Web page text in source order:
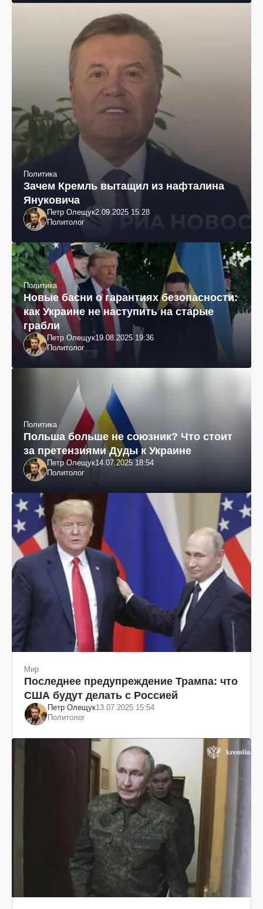
Политика
Зачем Кремль вытащил из нафталина
Януковича
Петр Олещук2.09.2025 15:28
Политолог
Политика
Новые басни о гарантиях безопасности:
как Украине не наступить на старые
грабли
Петр Олещук19.08.2025 19:36
Политолог
Политика
Польша больше не союзник? Что стоит
за претензиями Дуды к Украине
Петр Олещук14.07.2025 18:54
Политолог
Мир
Последнее предупреждение Трампа: что
США будут делать с Россией
Петр Олещук13.07.2025 15:54
Политолог